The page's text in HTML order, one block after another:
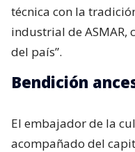
técnica con la
industrial de ASMAR,
del país”.
Bendición
El embajador de la
acompañado del